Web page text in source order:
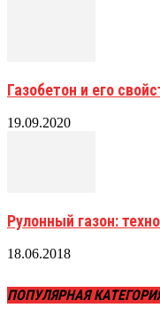
Газобетон и его
19.09.2020
Рулонный газон:
18.06.2018
ПОПУЛЯРНАЯ